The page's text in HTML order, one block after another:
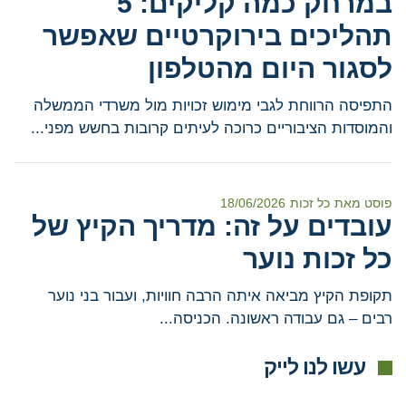
תהליכים בירוקרטיים שאפשר
לסגור היום מהטלפון
התפיסה הרווחת לגבי מימוש זכויות מול משרדי הממשלה
והמוסדות הציבוריים כרוכה לעיתים קרובות בחשש מפני...
פוסט מאת כל זכות 18/06/2026
עובדים על זה: מדריך הקיץ של
כל זכות נוער
תקופת הקיץ מביאה איתה הרבה חוויות, ועבור בני נוער
רבים – גם עבודה ראשונה. הכניסה...
עשו לנו לייק